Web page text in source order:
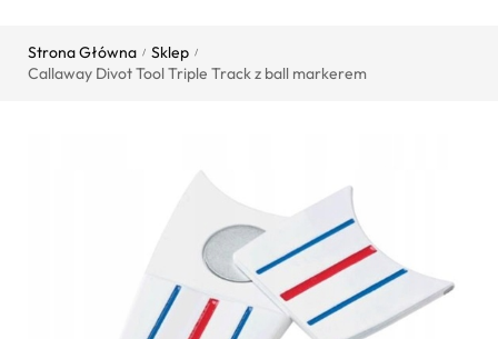
Strona Główna / Sklep /
Callaway Divot Tool Triple Track z ball markerem